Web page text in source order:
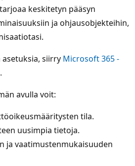
keskitetyn pääsyn
ja ohjausobjekteihin,
asetuksia, siirry Microsoft 365 -
.
avulla voit:
tila.
uusimpia tietoja.
ja vaatimustenmukaisuuden